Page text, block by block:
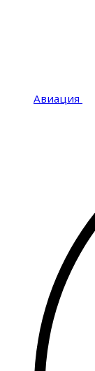
Авиация